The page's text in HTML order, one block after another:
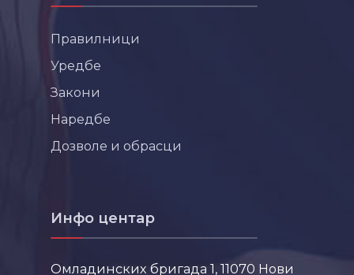
Правилници
Уредбе
Закони
Наредбе
Дозволе и обрасци
Инфо центар
Омладинских бригада 1, 11070 Нови